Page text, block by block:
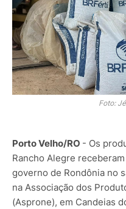
Foto:
Porto Velho/RO - Os
Rancho Alegre
governo de Rondônia no
na Associação dos
(Asprone), em Candeias